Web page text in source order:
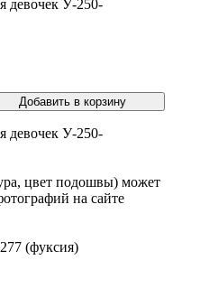
девочек У-250-
девочек У-250-
цвет подошвы) может
на сайте
(фуксия)